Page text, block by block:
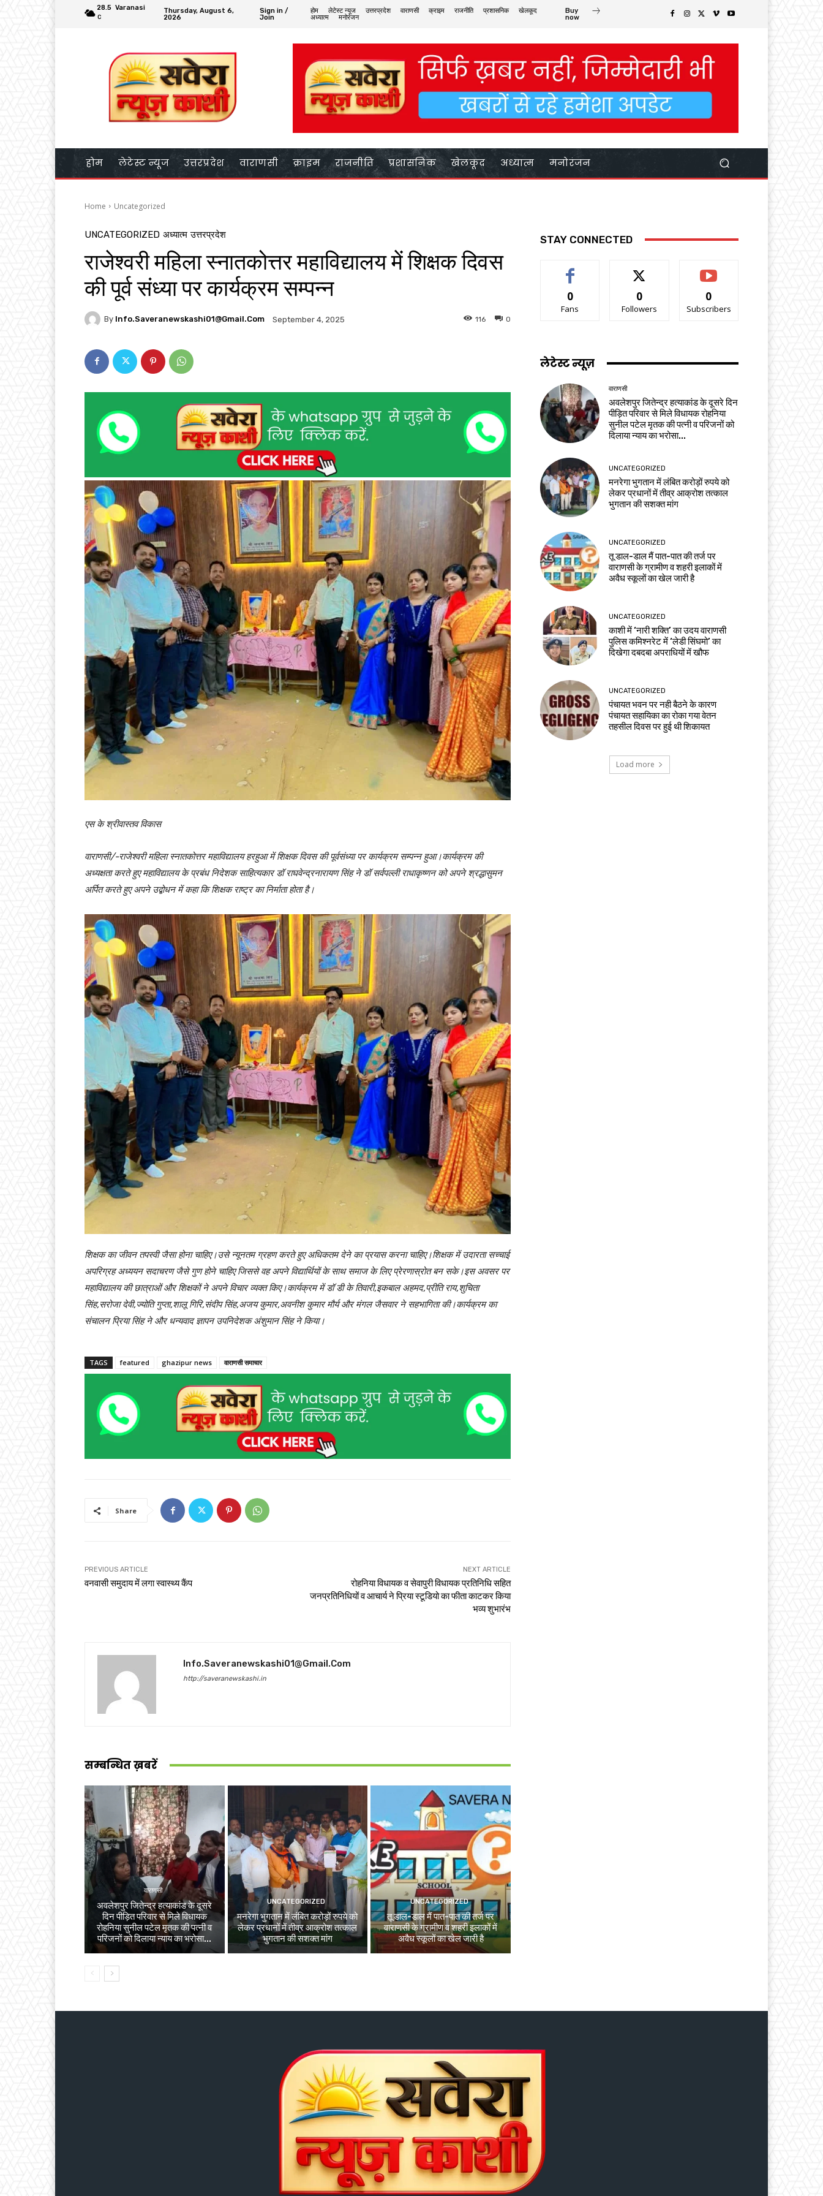
28.5
C
Varanasi
Thursday, August 6,
2026
Sign in /
Join
होम लेटेस्ट न्यूज उत्तरप्रदेश वाराणसी क्राइम राजनीति प्रशासनिक
खेलकूद
अध्यात्म
मनोरंजन
Buy
now
होम लेटेस्ट न्यूज उत्तरप्रदेश वाराणसी क्राइम राजनीति प्रशासनिक खेलकूद अध्यात्म मनोरंजन
Home Uncategorized
UNCATEGORIZED अध्यात्म उत्तरप्रदेश
राजेश्वरी महिला स्नातकोत्तर महाविद्यालय में शिक्षक दिवस
की पूर्व संध्या पर कार्यक्रम सम्पन्न
By Info.saveranewskashi01@gmail.com September 4, 2025 0
116
एस के श्रीवास्तव विकास
वाराणसी/-राजेश्वरी महिला स्नातकोत्तर महाविद्यालय हरहुआ में शिक्षक दिवस की पूर्वसंध्या पर कार्यक्रम सम्पन्न हुआ।कार्यक्रम की
अध्यक्षता करते हुए महाविद्यालय के प्रबंध निदेशक साहित्यकार डॉ राघवेन्द्रनारायण सिंह ने डॉ सर्वपल्ली राधाकृष्णन को अपने श्रद्धासुमन
अर्पित करते हुए अपने उद्बोधन में कहा कि शिक्षक राष्ट्र का निर्माता होता है।
शिक्षक का जीवन तपस्वी जैसा होना चाहिए।उसे न्यूनतम ग्रहण करते हुए अधिकतम देने का प्रयास करना चाहिए।शिक्षक में उदारता सच्चाई
अपरिग्रह अध्ययन सदाचरण जैसे गुण होने चाहिए जिससे वह अपने विद्यार्थियों के साथ समाज के लिए प्रेरणास्रोत बन सके।इस अवसर पर
महाविद्यालय की छात्राओं और शिक्षकों ने अपने विचार व्यक्त किए।कार्यक्रम में डॉ डी के तिवारी,इकबाल अहमद,प्रीति राय,शुचिता
सिंह,सरोजा देवी,ज्योति गुप्ता,शालू गिरि,संदीप सिंह,अजय कुमार,अवनीश कुमार मौर्य और मंगल जैसवार ने सहभागिता की।कार्यक्रम का
संचालन प्रिया सिंह ने और धन्यवाद ज्ञापन उपनिदेशक अंशुमान सिंह ने किया।
TAGS featured ghazipur news वाराणसी समाचार
Share
PREVIOUS ARTICLE
वनवासी समुदाय में लगा स्वास्थ्य कैंप
NEXT ARTICLE
रोहनिया विधायक व सेवापुरी विधायक प्रतिनिधि सहित
जनप्रतिनिधियों व आचार्य ने प्रिया स्टूडियो का फीता काटकर किया
भव्य शुभारंभ
Info.saveranewskashi01@gmail.com
http://saveranewskashi.in
सम्बन्धित ख़बरें
वाराणसी
अवलेशपुर जितेन्द्र हत्याकांड के दूसरे
दिन पीड़ित परिवार से मिले विधायक
रोहनिया सुनील पटेल मृतक की पत्नी व
परिजनों को दिलाया न्याय का भरोसा...
UNCATEGORIZED
मनरेगा भुगतान में लंबित करोड़ों रुपये को
लेकर प्रधानों में तीव्र आक्रोश तत्काल
भुगतान की सशक्त मांग
UNCATEGORIZED
तू डाल-डाल मैं पात-पात की तर्ज पर
वाराणसी के ग्रामीण व शहरी इलाकों में
अवैध स्कूलों का खेल जारी है
STAY CONNECTED
0
Fans
0
Followers
0
Subscribers
लेटेस्ट न्यूज़
वाराणसी
अवलेशपुर जितेन्द्र हत्याकांड के दूसरे दिन
पीड़ित परिवार से मिले विधायक रोहनिया
सुनील पटेल मृतक की पत्नी व परिजनों को
दिलाया न्याय का भरोसा...
UNCATEGORIZED
मनरेगा भुगतान में लंबित करोड़ों रुपये को
लेकर प्रधानों में तीव्र आक्रोश तत्काल
भुगतान की सशक्त मांग
UNCATEGORIZED
तू डाल-डाल मैं पात-पात की तर्ज पर
वाराणसी के ग्रामीण व शहरी इलाकों में
अवैध स्कूलों का खेल जारी है
UNCATEGORIZED
काशी में ‘नारी शक्ति’ का उदय वाराणसी
पुलिस कमिश्नरेट में ‘लेडी सिंघमो’ का
दिखेगा दबदबा अपराधियों में खौफ
UNCATEGORIZED
पंचायत भवन पर नही बैठने के कारण
पंचायत सहायिका का रोका गया वेतन
तहसील दिवस पर हुई थी शिकायत
Load more